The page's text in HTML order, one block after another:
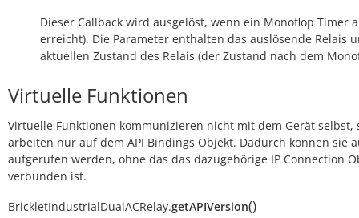
Dieser Callback wird ausgelöst, wenn ein Monoflop Timer
erreicht). Die Parameter enthalten das auslösende Relais
aktuellen Zustand des Relais (der Zustand nach dem
Virtuelle Funktionen
Virtuelle Funktionen kommunizieren nicht mit dem Gerät selbst,
arbeiten nur auf dem API Bindings Objekt. Dadurch können sie
aufgerufen werden, ohne das das dazugehörige IP Connection
verbunden ist.
BrickletIndustrialDualACRelay.getAPIVersion()